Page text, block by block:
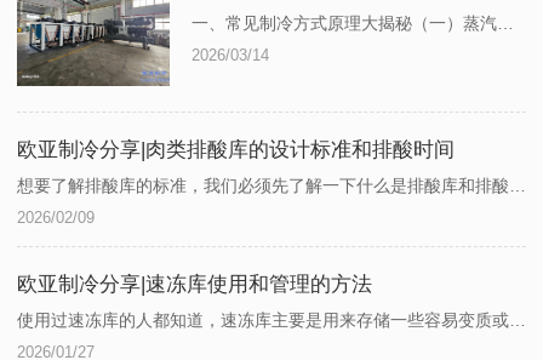
一、常见制冷方式原理大揭秘（一）蒸汽压缩式制冷1. 工作原理蒸汽压缩式制冷是通过制冷剂在蒸发器蒸发吸热、冷凝器冷凝放热的相变过程来实现制冷的。在整个蒸汽压缩式制冷循环系统中，首先，压缩机从蒸发器吸入低温低压的制冷剂蒸汽，经压缩机绝热压缩成为高温高压的过热蒸汽，为制冷剂在冷凝器中常温液化创造条件。接着，这一高温高压的过热...
2026/03/14
酸库的设计标准和排酸时间
想要了解排酸库的标准，我们必须先了解一下什么是排酸库和排酸库的作用是什么？肉类排酸冷库是屠宰加工中的关键设施，通过控制低温环境促进乳酸分解，改善肉质口感并延长保质期。?排酸库的设计标准其设计标准需综合...
使用和管理的方法
使用过速冻库的人都知道，速冻库主要是用来存储一些容易变质或者是运输时间长的产品需要速冻，那么这样的设施也需要由专人进行管理维护，下面欧亚小编给大家介绍一下具体的使用和管理办法。陕西食品速冻库定制①速冻...